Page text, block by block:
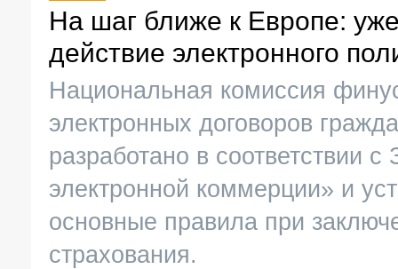
На шаг ближе к Европе:
действие электронного
Национальная комиссия
электронных договоров
разработано в
электронной коммерции» и
основные правила при
страхования.